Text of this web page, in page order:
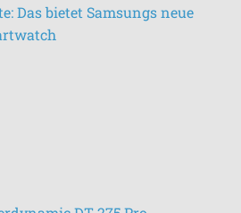
Das bietet Samsungs neue